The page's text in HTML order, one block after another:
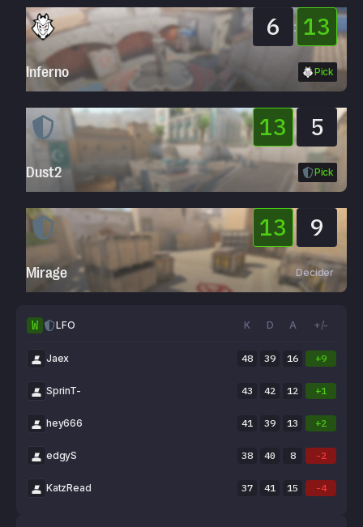
6 : 13
Inferno Pick
13 : 5
Dust2 Pick
13 : 9
Mirage Decider
W LFO K D A +/-
Jaex 48 39 16 +9
SprinT- 43 42 12 +1
hey666 41 39 13 +2
edgyS 38 40 8 -2
KatzRead 37 41 15 -4